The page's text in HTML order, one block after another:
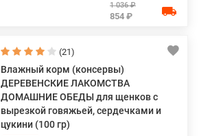
1 036 ₽
854 ₽
(21)
Влажный корм (консервы)
ДЕРЕВЕНСКИЕ ЛАКОМСТВА
ДОМАШНИЕ ОБЕДЫ для щенков с
вырезкой говяжьей, сердечками и
цукини (100 гр)